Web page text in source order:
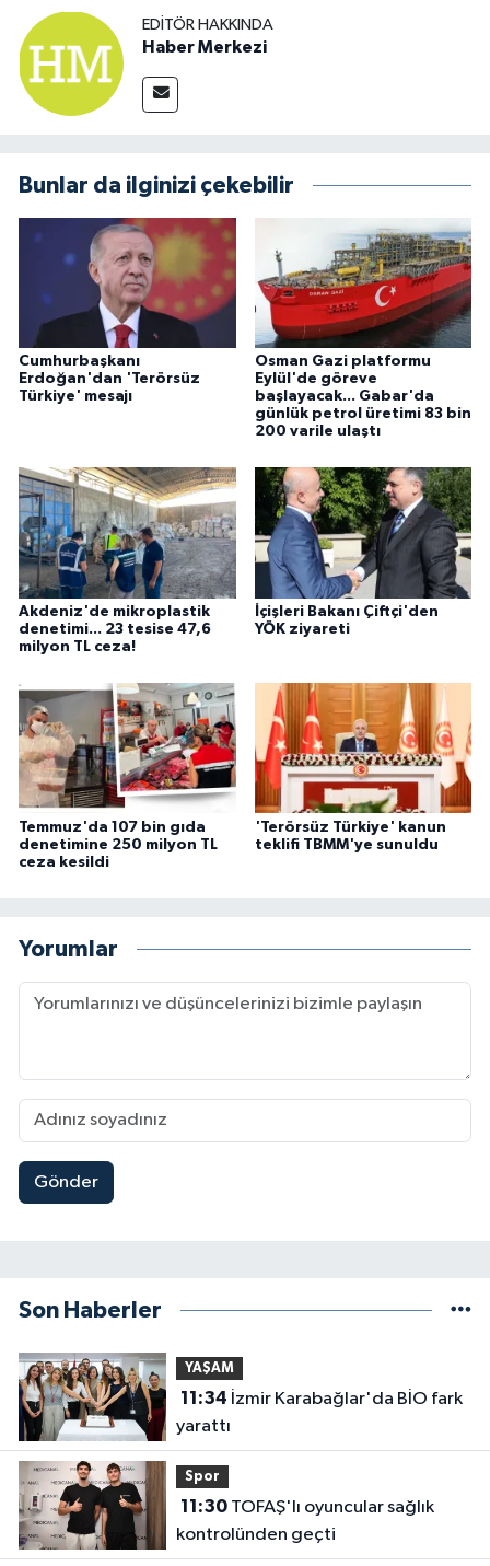
EDITÖR HAKKINDA
Haber Merkezi
Bunlar da ilginizi çekebilir
Cumhurbaşkanı
Erdoğan'dan 'Terörsüz
Türkiye' mesajı
Osman Gazi platformu
Eylül'de göreve
başlayacak... Gabar'da
günlük petrol üretimi 83 bin
200 varile ulaştı
Akdeniz'de mikroplastik
denetimi... 23 tesise 47,6
milyon TL ceza!
İçişleri Bakanı Çiftçi'den
YÖK ziyareti
Temmuz'da 107 bin gıda
denetimine 250 milyon TL
ceza kesildi
'Terörsüz Türkiye' kanun
teklifi TBMM'ye sunuldu
Yorumlar
Gönder
Son Haberler
YAŞAM
11:34
yarattı
Spor
11:30TOFAŞ'lı oyuncular sağlık
kontrolünden geçti